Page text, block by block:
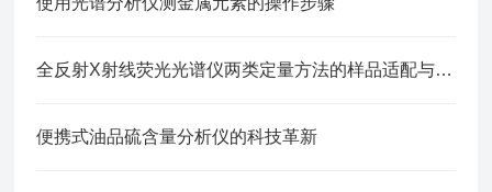
全反射X射线荧光光谱仪两类定量方法的样品适配与应用要点
便携式油品硫含量分析仪的科技革新